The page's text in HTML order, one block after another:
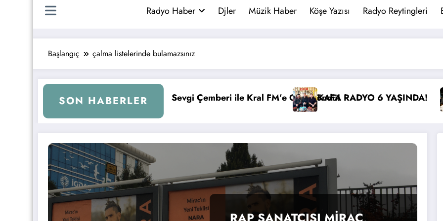
Radyo Haber Djler Müzik Haber Köşe Yazısı Radyo Reytingleri
Başlangıç çalma listelerinde bulamazsınız
SON HABERLER
Sevgi Çemberi ile Kral FM’e Geri Döndü!KAFA RADYO 6 YAŞINDA! İBB Başkanı Ekrem